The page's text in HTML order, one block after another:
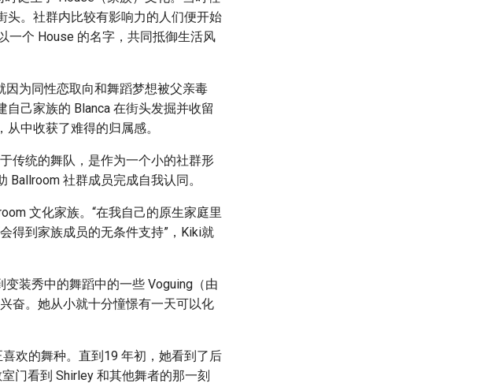
头。社群内比较有影响力的人们便开始
一个 House 的名字，共同抵御生活风
因为同性恋取向和舞蹈梦想被父亲毒
己家族的 Blanca 在街头发掘并收留
中收获了难得的归属感。
传统的舞队，是作为一个小的社群形
社群成员完成自我认同。
文化家族。“在我自己的原生家庭里
得到家族成员的无条件支持”，Kiki就
装秀中的舞蹈中的一些 Voguing（由
奋。她从小就十分憧憬有一天可以化
欢的舞种。直到19 年初，她看到了后
门看到 Shirley 和其他舞者的那一刻